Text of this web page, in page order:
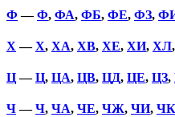
Ф —Ф, ФА, ФБ, ФЕ, ФЗ,
Х —Х, ХА, ХВ, ХЕ, ХИ, ХЛ,
Ц—Ц, ЦА, ЦВ, ЦД, ЦЕ, ЦЗ,
Ч—Ч, ЧА, ЧЕ, ЧЖ, ЧИ, ЧК